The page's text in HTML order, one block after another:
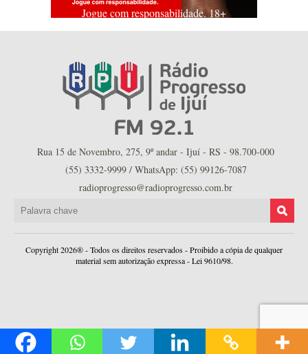
Jogue com responsabilidade. 18+
Rua 15 de Novembro, 275, 9º andar - Ijuí - RS - 98.700-000
(55) 3332-9999 / WhatsApp: (55) 99126-7087
radioprogresso@radioprogresso.com.br
Copyright 2026® - Todos os direitos reservados - Proibido a cópia de qualquer
material sem autorização expressa - Lei 9610/98.